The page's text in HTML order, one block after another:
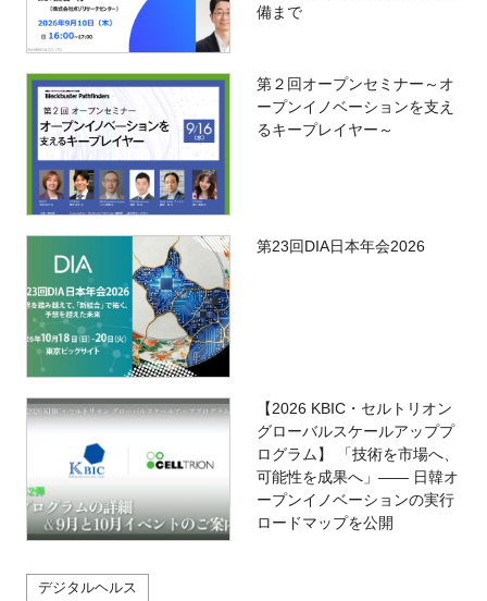
備まで
第２回オープンセミナー～オ
ープンイノベーションを支え
るキープレイヤー～
第23回DIA日本年会2026
【2026 KBIC・セルトリオン
グローバルスケールアッププ
ログラム】 「技術を市場へ、
可能性を成果へ」―― 日韓オ
ープンイノベーションの実行
ロードマップを公開
デジタルヘルス